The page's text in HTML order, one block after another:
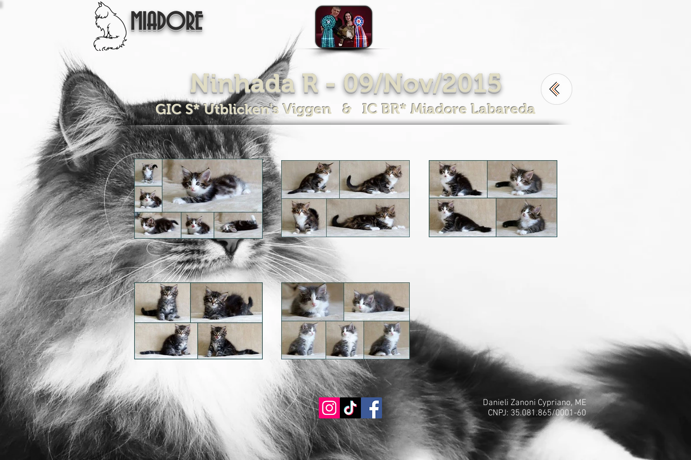
MIADORE
Ninhada R - 09/Nov/2015
GIC S* Utblicken's Viggen & IC BR* Miadore Labareda
Danieli Zanoni Cypriano, ME
CNPJ: 35.081.865/0001-60